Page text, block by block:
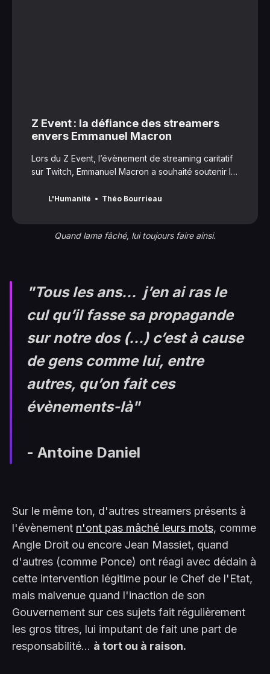
Z Event : la défiance des streamers
envers Emmanuel Macron
Lors du Z Event, l’évènement de streaming caritatif
sur Twitch, Emmanuel Macron a souhaité soutenir le
de rappeler le chef de l’État à ses responsabilités.
L'Humanité Théo Bourrieau
Quand lama fâché, lui toujours faire ainsi.
"Tous les ans… j’en ai ras le
cul qu’il fasse sa propagande
sur notre dos (...) c’est à cause
de gens comme lui, entre
autres, qu’on fait ces
évènements-là"
- Antoine Daniel
Sur le même ton, d'autres streamers présents à
l'évènement n'ont pas mâché leurs mots, comme
Angle Droit ou encore Jean Massiet, quand
d'autres (comme Ponce) ont réagi avec dédain à
cette intervention légitime pour le Chef de l'Etat,
mais malvenue quand l'inaction de son
Gouvernement sur ces sujets fait régulièrement
les gros titres, lui imputant de fait une part de
responsabilité... à tort ou à raison.